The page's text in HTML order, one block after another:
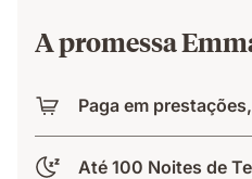
A promessa
Paga em
Até 100 Noites de